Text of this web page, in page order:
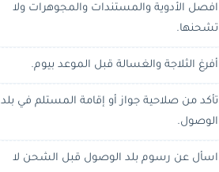
افصل الأدوية والمستندات والمجوهرات ولا
تشحنها.
أفرغ الثلاجة والغسالة قبل الموعد بيوم.
تأكد من صلاحية جواز أو إقامة المستلم في بلد
الوصول.
اسأل عن رسوم بلد الوصول قبل الشحن لا